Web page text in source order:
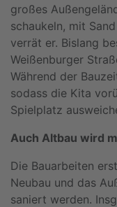
großes
schaukeln, mit
verrät er. Bislang
Weißenburger
Während der
sodass die Kita
Spielplatz
Auch Altbau wird
Die Bauarbeiten
Neubau und das
saniert werden.